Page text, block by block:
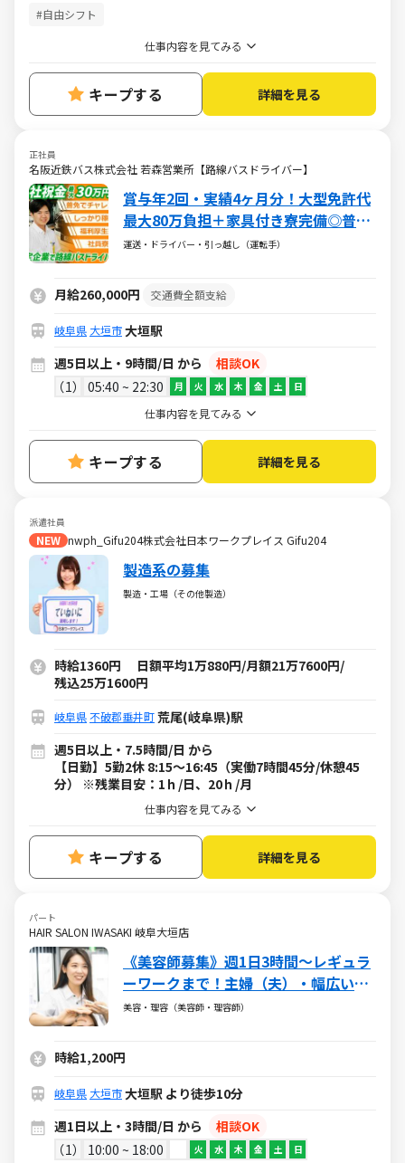
#自由シフト
仕事内容を見てみる
キープする 詳細を見る
正社員
名阪近鉄バス株式会社 若森営業所【路線バスドライバー】
賞与年2回・実績4ヶ月分！大型免許代
最大80万負担＋家具付き寮完備◎普通
免許からバスドライバーに！20～30代
れる老舗企業！入社祝い金最大30万円
運送・ドライバー・引っ越し（運転手）
月給260,000円 交通費全額支給
岐阜県 大垣市大垣駅
週5日以上・9時間/日 から
相談OK
1
05:40 ~ 22:30 月 火 水 木 金 土 日
仕事内容を見てみる
キープする 詳細を見る
派遣社員
NEW nwph_Gifu204株式会社日本ワークプレイス Gifu204
製造系の募集
製造・工場（その他製造）
時給1360円 日額平均1万880円/月額21万7600円/
残込25万1600円
岐阜県不破郡垂井町荒尾(岐阜県)駅
週5日以上・7.5時間/日 から
【日勤】5勤2休 8:15～16:45（実働7時間45分/休憩45
分） ※残業目安：1ｈ/日、20ｈ/月
仕事内容を見てみる
キープする 詳細を見る
パート
HAIR SALON IWASAKI 岐阜大垣店
《美容師募集》週1日3時間～レギュラ
ーワークまで！主婦（夫）・幅広い年
代が活躍しています
美容・理容（美容師・理容師）
時給1,200円
岐阜県 大垣市大垣駅 より徒歩10分
週1日以上・3時間/日 から
相談OK
1
10:00 ~ 18:00 火 水 木 金 土 日